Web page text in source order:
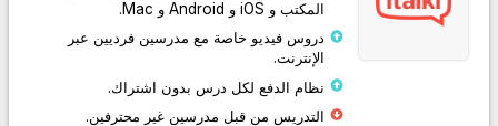
المكتب و iOS و Android و Mac.
دروس فيديو خاصة مع مدرسين فرديين عبر
الإنترنت.
نظام الدفع لكل درس بدون اشتراك.
التدريس من قبل مدرسين غير محترفين.